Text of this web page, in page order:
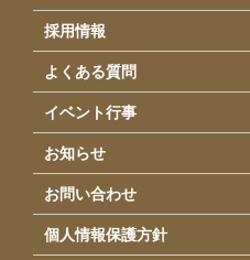
採用情報
よくある質問
イベント行事
お知らせ
お問い合わせ
個人情報保護方針